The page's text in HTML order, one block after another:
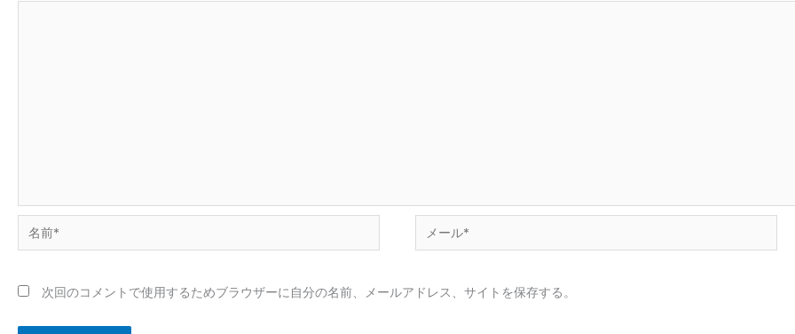
前
ー
*
次回のコメントで使用するためブラウザーに自分の名前、メールアドレス、サイトを保存する。